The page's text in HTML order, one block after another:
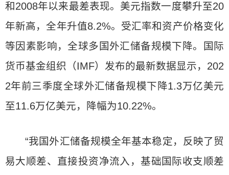
和2008年以来最差表现。美元指数一度攀升至20
年新高，全年升值8.2%。受汇率和资产价格变化
等因素影响，全球多国外汇储备规模下降。国际
货币基金组织（IMF）发布的最新数据显示，202
2年前三季度全球外汇储备规模下降1.3万亿美元
至11.6万亿美元，降幅为10.22%。
“我国外汇储备规模全年基本稳定，反映了贸
易大顺差、直接投资净流入，基础国际收支顺差